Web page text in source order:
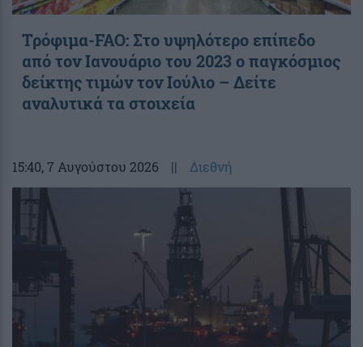
Τρόφιμα-FAO: Στο υψηλότερο επίπεδο
από τον Ιανουάριο του 2023 o παγκόσμιος
δείκτης τιμών τον Ιούλιο – Δείτε
αναλυτικά τα στοιχεία
15:40, 7 Αυγούστου 2026 || Διεθνή